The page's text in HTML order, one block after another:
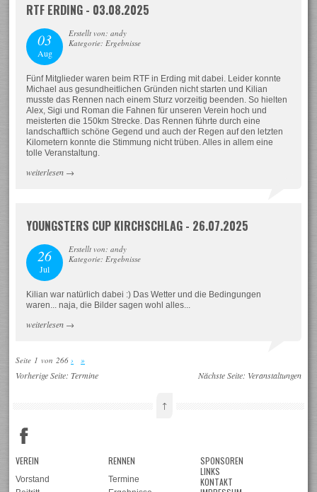
RTF ERDING - 03.08.2025
03
Aug
Erstellt von: andy
Kategorie: Ergebnisse
Fünf Mitglieder waren beim RTF in Erding mit dabei. Leider konnte
Michael aus gesundheitlichen Gründen nicht starten und Kilian
musste das Rennen nach einem Sturz vorzeitig beenden. So hielten
Alex, Sigi und Roman die Fahnen für unseren Verein hoch und
meisterten die 150km Strecke. Das Rennen führte durch eine
landschaftlich schöne Gegend und auch der Regen auf den letzten
Kilometern konnte die Stimmung nicht trüben. Alles in allem eine
tolle Veranstaltung.
weiterlesen →
YOUNGSTERS CUP KIRCHSCHLAG - 26.07.2025
26
Jul
Erstellt von: andy
Kategorie: Ergebnisse
Kilian war natürlich dabei :) Das Wetter und die Bedingungen
waren... naja, die Bilder sagen wohl alles...
weiterlesen →
Seite 1 von 266 › »
Vorherige Seite:Termine Nächste Seite: Veranstaltungen
↑
VEREIN
Vorstand
RENNEN
Termine
SPONSOREN
LINKS
KONTAKT